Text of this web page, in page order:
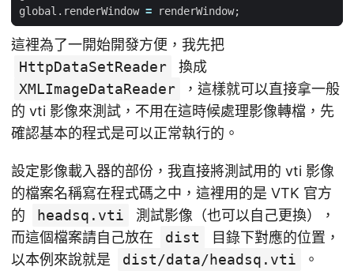
global . renderWindow = renderWindow;
這裡為了一開始開發方便，我先把
HttpDataSetReader
換成
XMLImageDataReader
，這樣就可以直接拿一般
的 vti 影像來測試，不用在這時候處理影像轉檔，先
確認基本的程式是可以正常執行的。
設定影像載入器的部份，我直接將測試用的 vti 影像
的檔案名稱寫在程式碼之中，這裡用的是 VTK 官方
的
headsq.vti
測試影像（也可以自己更換），
而這個檔案請自己放在
dist
目錄下對應的位置，
以本例來說就是
dist/data/headsq.vti 。